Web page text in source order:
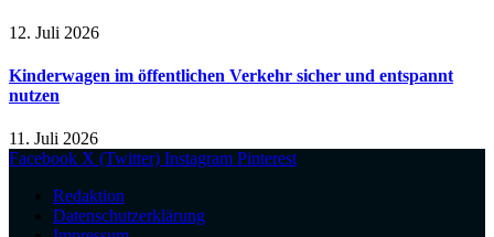
12. Juli 2026
Kinderwagen im öffentlichen Verkehr sicher und entspannt
nutzen
11. Juli 2026
Facebook X (Twitter) Instagram Pinterest
Redaktion
Datenschutzerklärung